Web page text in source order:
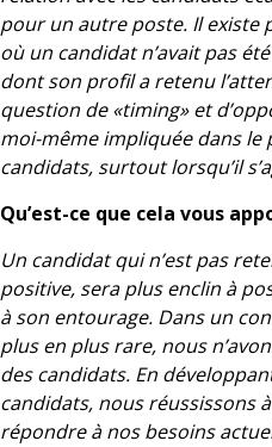
pour un autre poste. Il existe
où un candidat n’avait pas
dont son profil a retenu
question de «timing» et
moi-même impliquée dans le
candidats, surtout lorsqu’il
Qu’est-ce que cela vous
Un candidat qui n’est pas
positive, sera plus enclin à
à son entourage. Dans un
plus en plus rare, nous
des candidats. En
candidats, nous réussissons
répondre à nos besoins